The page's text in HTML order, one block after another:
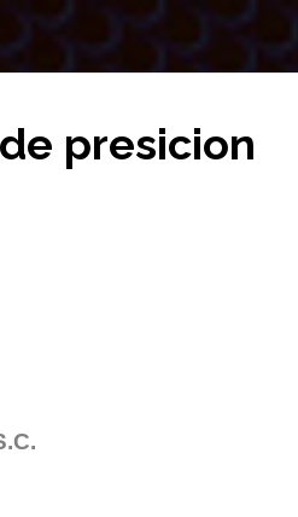
presicion